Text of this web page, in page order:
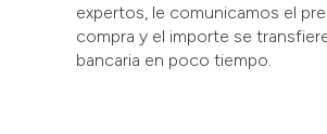
expertos, le comunicamos el
compra y el importe se
bancaria en poco tiempo.